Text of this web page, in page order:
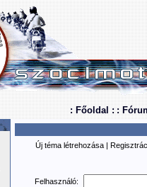
: Főoldal : :
Új téma létrehozása |
Felhasználó: